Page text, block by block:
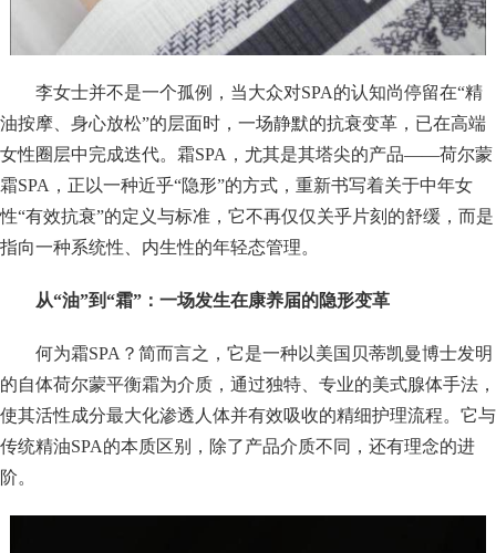
李女士并不是一个孤例，当大众对SPA的认知尚停留在“精
油按摩、身心放松”的层面时，一场静默的抗衰变革，已在高端
女性圈层中完成迭代。霜SPA，尤其是其塔尖的产品——荷尔蒙
霜SPA，正以一种近乎“隐形”的方式，重新书写着关于中年女
性“有效抗衰”的定义与标准，它不再仅仅关乎片刻的舒缓，而是
指向一种系统性、内生性的年轻态管理。
从“油”到“霜”：一场发生在康养届的隐形变革
何为霜SPA？简而言之，它是一种以美国贝蒂凯曼博士发明
的自体荷尔蒙平衡霜为介质，通过独特、专业的美式腺体手法，
使其活性成分最大化渗透人体并有效吸收的精细护理流程。它与
传统精油SPA的本质区别，除了产品介质不同，还有理念的进
阶。